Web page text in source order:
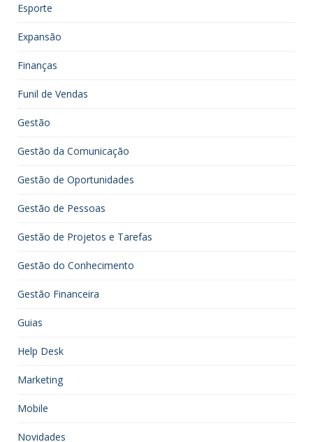
Esporte
Expansão
Finanças
Funil de Vendas
Gestão
Gestão da Comunicação
Gestão de Oportunidades
Gestão de Pessoas
Gestão de Projetos e Tarefas
Gestão do Conhecimento
Gestão Financeira
Guias
Help Desk
Marketing
Mobile
Novidades